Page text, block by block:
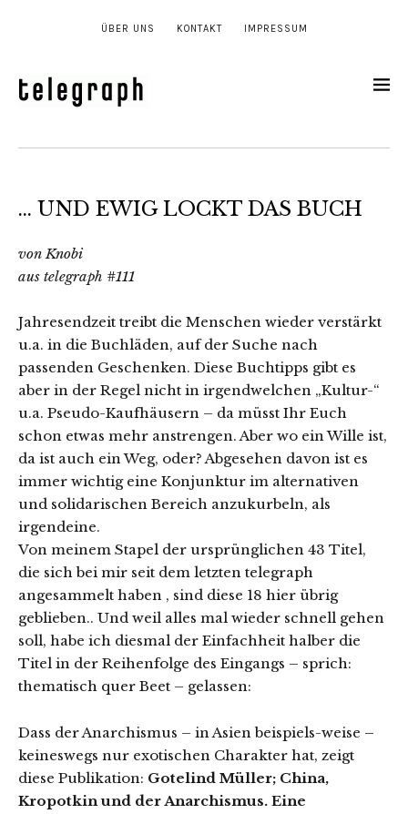
ÜBER UNS KONTAKT IMPRESSUM
… UND EWIG LOCKT DAS BUCH
von Knobi
aus telegraph #111
Jahresendzeit treibt die Menschen wieder verstärkt
u.a. in die Buchläden, auf der Suche nach
passenden Geschenken. Diese Buchtipps gibt es
aber in der Regel nicht in irgendwelchen „Kultur-“
u.a. Pseudo-Kaufhäusern – da müsst Ihr Euch
schon etwas mehr anstrengen. Aber wo ein Wille ist,
da ist auch ein Weg, oder? Abgesehen davon ist es
immer wichtig eine Konjunktur im alternativen
und solidarischen Bereich anzukurbeln, als
irgendeine.
Von meinem Stapel der ursprünglichen 43 Titel,
die sich bei mir seit dem letzten telegraph
angesammelt haben , sind diese 18 hier übrig
geblieben.. Und weil alles mal wieder schnell gehen
soll, habe ich diesmal der Einfachheit halber die
Titel in der Reihenfolge des Eingangs – sprich:
thematisch quer Beet – gelassen:
Dass der Anarchismus – in Asien beispiels-weise –
keineswegs nur exotischen Charakter hat, zeigt
diese Publikation: Gotelind Müller; China,
Kropotkin und der Anarchismus. Eine